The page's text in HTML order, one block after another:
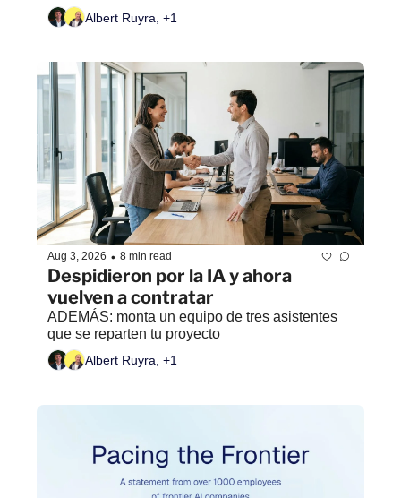
Albert Ruyra, +1
Aug 3, 2026 • 8 min read
Despidieron por la IA y ahora
vuelven a contratar
ADEMÁS: monta un equipo de tres asistentes
que se reparten tu proyecto
Albert Ruyra, +1